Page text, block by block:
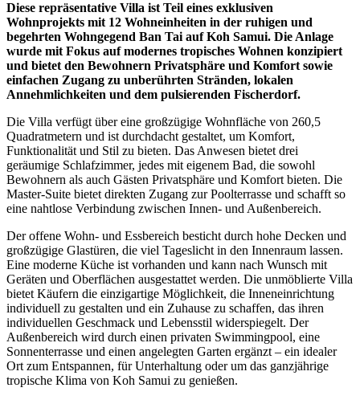
Diese repräsentative Villa ist Teil eines exklusiven
Wohnprojekts mit 12 Wohneinheiten in der ruhigen und
begehrten Wohngegend Ban Tai auf Koh Samui. Die Anlage
wurde mit Fokus auf modernes tropisches Wohnen konzipiert
und bietet den Bewohnern Privatsphäre und Komfort sowie
einfachen Zugang zu unberührten Stränden, lokalen
Annehmlichkeiten und dem pulsierenden Fischerdorf.
Die Villa verfügt über eine großzügige Wohnfläche von 260,5
Quadratmetern und ist durchdacht gestaltet, um Komfort,
Funktionalität und Stil zu bieten. Das Anwesen bietet drei
geräumige Schlafzimmer, jedes mit eigenem Bad, die sowohl
Bewohnern als auch Gästen Privatsphäre und Komfort bieten. Die
Master-Suite bietet direkten Zugang zur Poolterrasse und schafft so
eine nahtlose Verbindung zwischen Innen- und Außenbereich.
Der offene Wohn- und Essbereich besticht durch hohe Decken und
großzügige Glastüren, die viel Tageslicht in den Innenraum lassen.
Eine moderne Küche ist vorhanden und kann nach Wunsch mit
Geräten und Oberflächen ausgestattet werden. Die unmöblierte Villa
bietet Käufern die einzigartige Möglichkeit, die Inneneinrichtung
individuell zu gestalten und ein Zuhause zu schaffen, das ihren
individuellen Geschmack und Lebensstil widerspiegelt. Der
Außenbereich wird durch einen privaten Swimmingpool, eine
Sonnenterrasse und einen angelegten Garten ergänzt – ein idealer
Ort zum Entspannen, für Unterhaltung oder um das ganzjährige
tropische Klima von Koh Samui zu genießen.